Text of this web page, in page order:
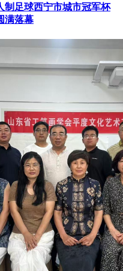
制足球西宁市城市冠军杯
满落幕